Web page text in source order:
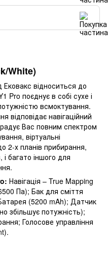
White)
відноситься до
Pro поєднує в собі сухе і
всмоктування.
відповідає навігаційний
Вас повним спектром
віртуальні
2-х планів прибирання,
і багато іншого для
Навігація – True Mapping
Па); Бак для сміття
(5200 mAh); Датчик
збільшує потужність);
Голосове управління